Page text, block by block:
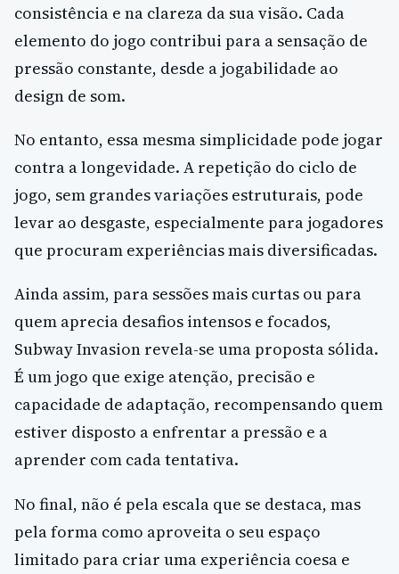
consistência e na clareza da sua visão. Cada
elemento do jogo contribui para a sensação de
pressão constante, desde a jogabilidade ao
design de som.
No entanto, essa mesma simplicidade pode jogar
contra a longevidade. A repetição do ciclo de
jogo, sem grandes variações estruturais, pode
levar ao desgaste, especialmente para jogadores
que procuram experiências mais diversificadas.
Ainda assim, para sessões mais curtas ou para
quem aprecia desafios intensos e focados,
Subway Invasion revela-se uma proposta sólida.
É um jogo que exige atenção, precisão e
capacidade de adaptação, recompensando quem
estiver disposto a enfrentar a pressão e a
aprender com cada tentativa.
No final, não é pela escala que se destaca, mas
pela forma como aproveita o seu espaço
limitado para criar uma experiência coesa e